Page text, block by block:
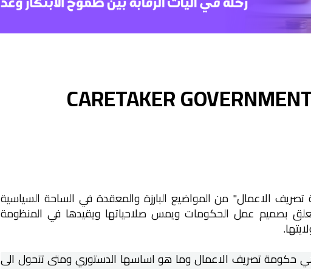
الاعمال" من المواضيع البارزة والمعقدة في الساحة السياسية
بصميم عمل الحكومات ويمس صلاحياتها ويقيدها في المنظومة
حكومة تصريف الاعمال وما هو اساسها الدستوري ومتى تتحول الى